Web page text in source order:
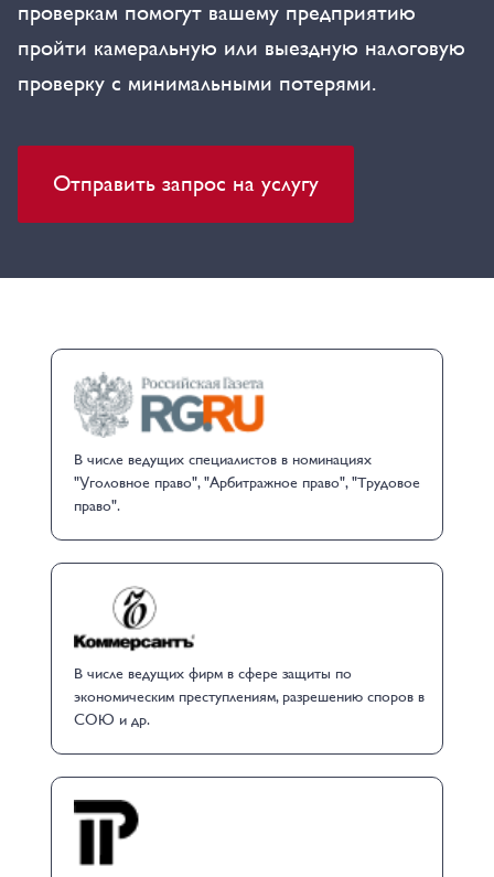
проверкам помогут вашему предприятию
пройти камеральную или выездную налоговую
проверку с минимальными потерями.
Отправить запрос на услугу
В числе ведущих специалистов в номинациях
"Уголовное право", "Арбитражное право", "Трудовое
право".
В числе ведущих фирм в сфере защиты по
экономическим преступлениям, разрешению споров в
СОЮ и др.